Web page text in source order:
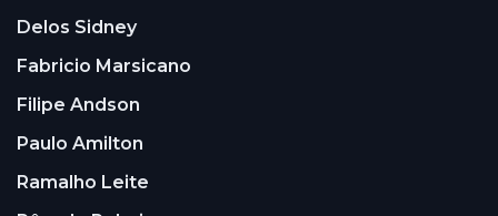
Delos Sidney
Fabricio Marsicano
Filipe Andson
Paulo Amilton
Ramalho Leite